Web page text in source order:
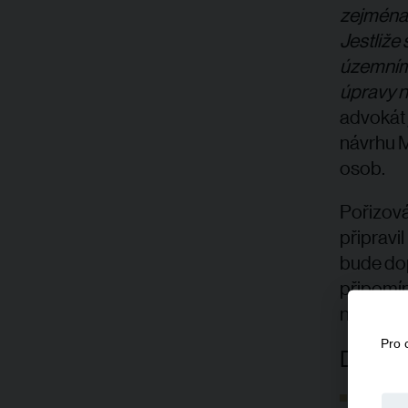
Jestliže
úpravy
advokát
návrhu
osob.
připravil
bude
návrhu
Další
Pro